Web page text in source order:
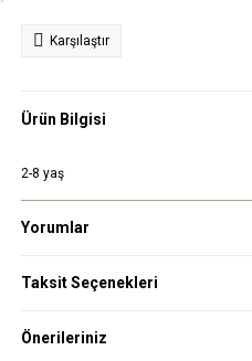
Karşılaştır
Ürün Bilgisi
2-8 yaş
Yorumlar
Taksit Seçenekleri
Önerileriniz